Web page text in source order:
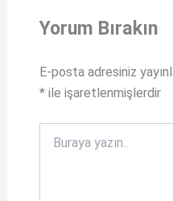
e
o
o
k
Yorum Bırakın
E-posta adresiniz
*ile işaretlenmişlerdir
yazın..